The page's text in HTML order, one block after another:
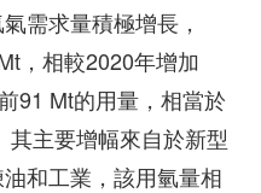
需求量積極增長，
，相較2020年增加
91 Mt的用量，相當於
主要增幅來自於新型
和工業，該用氫量相